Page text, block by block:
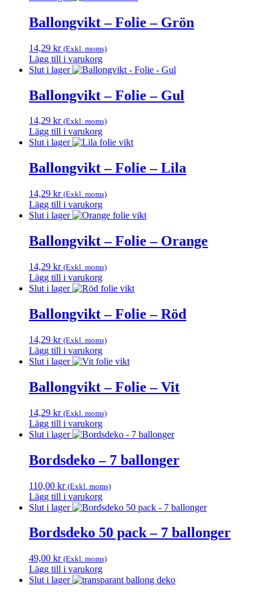
Ballongvikt – Folie – Grön
14,29 kr (Exkl. moms)
Lägg till i varukorg
Slut i lager
Ballongvikt – Folie – Gul
14,29 kr (Exkl. moms)
Lägg till i varukorg
Slut i lager
Ballongvikt – Folie – Lila
14,29 kr (Exkl. moms)
Lägg till i varukorg
Slut i lager
Ballongvikt – Folie – Orange
14,29 kr (Exkl. moms)
Lägg till i varukorg
Slut i lager
Ballongvikt – Folie – Röd
14,29 kr (Exkl. moms)
Lägg till i varukorg
Slut i lager
Ballongvikt – Folie – Vit
14,29 kr (Exkl. moms)
Lägg till i varukorg
Slut i lager
Bordsdeko – 7 ballonger
110,00 kr (Exkl. moms)
Lägg till i varukorg
Slut i lager
Bordsdeko 50 pack – 7 ballonger
49,00 kr (Exkl. moms)
Lägg till i varukorg
Slut i lager